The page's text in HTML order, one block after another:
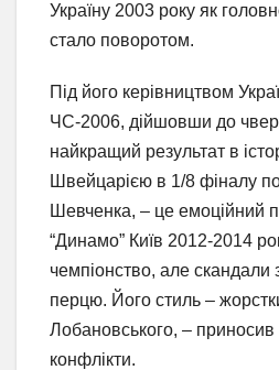
Україну 2003 року як
стало поворотом.
Під його керівництвом
ЧС-2006, дійшовши до
найкращий результат в
Швейцарією в 1/8 фіналу
Шевченка, – це емоційний
“Динамо” Київ 2012-2014
чемпіонство, але
перцю. Його стиль –
Лобановського, – приносив
конфлікти.